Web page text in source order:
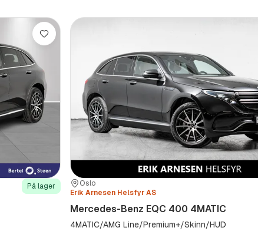
På lager
Lagre
Sted:
Oslo
Forhandler:
Erik Arnesen Helsfyr AS
Mercedes-Benz EQC 400 4MATIC
4MATIC/AMG Line/Premium+/Skinn/HUD